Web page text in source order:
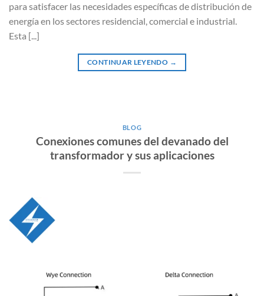
para satisfacer las necesidades específicas de distribución de
energía en los sectores residencial, comercial e industrial.
Esta [...]
CONTINUAR LEYENDO →
BLOG
Conexiones comunes del devanado del
transformador y sus aplicaciones